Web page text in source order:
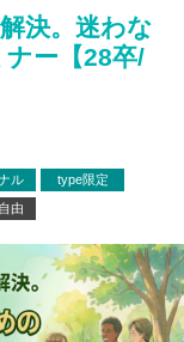
決。迷わな
ー【28卒/
ル
type限定
由